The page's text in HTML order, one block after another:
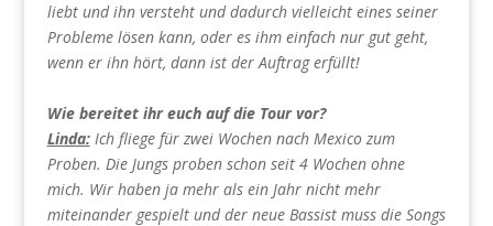
liebt und ihn versteht und dadurch vielleicht eines seiner
Probleme lösen kann, oder es ihm einfach nur gut geht,
wenn er ihn hört, dann ist der Auftrag erfüllt!
Wie bereitet ihr euch auf die Tour vor?
Linda:Ich fliege für zwei Wochen nach Mexico zum
Proben. Die Jungs proben schon seit 4 Wochen ohne
mich. Wir haben ja mehr als ein Jahr nicht mehr
miteinander gespielt und der neue Bassist muss die Songs